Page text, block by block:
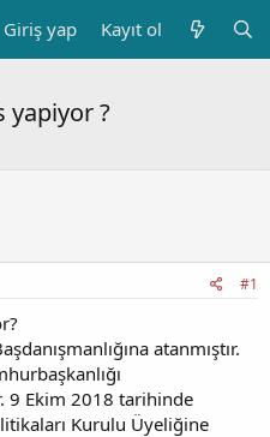
Giriş yap Kayıt ol
yapiyor ?
#1
atanmıştır.
9 Ekim 2018 tarihinde
Kurulu Üyeliğine